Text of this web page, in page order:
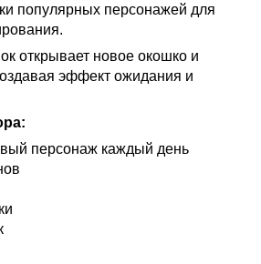
популярных персонажей для
открывает новое окошко и
эффект ожидания и
персонаж каждый день